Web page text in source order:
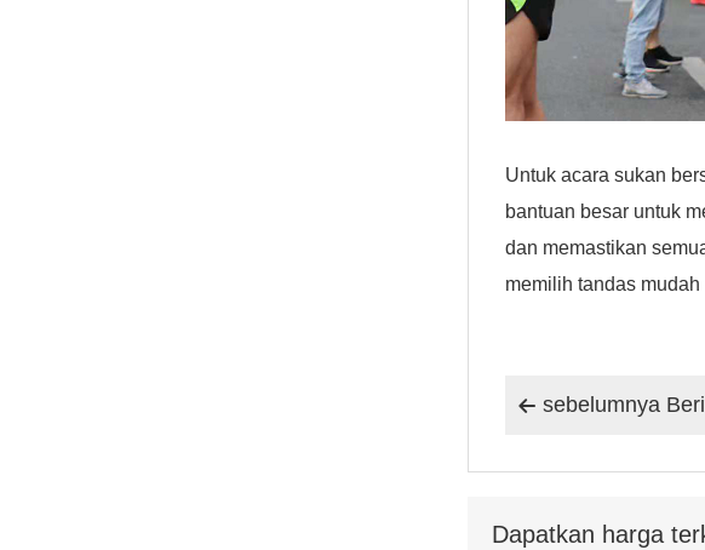
Untuk acara sukan
bantuan besar untuk
dan memastikan
memilih tandas
 sebelumnya
Dapatkan harga